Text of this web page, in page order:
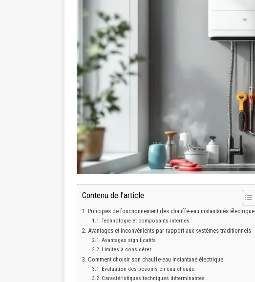
Contenu de l'article
Principes de fonctionnement des chauffe-eau instantanés
Technologie et composants internes
Avantages et inconvénients par rapport aux systèmes traditionnels
Avantages significatifs
Limites à considérer
Comment choisir son chauffe-eau instantané électrique
Évaluation des besoins en eau chaude
Caractéristiques techniques déterminantes